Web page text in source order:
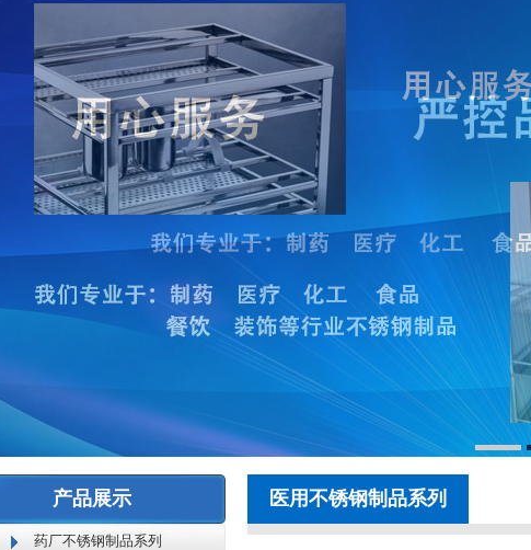
产品展示
药厂不锈钢制品系列
医用不锈钢制品系列